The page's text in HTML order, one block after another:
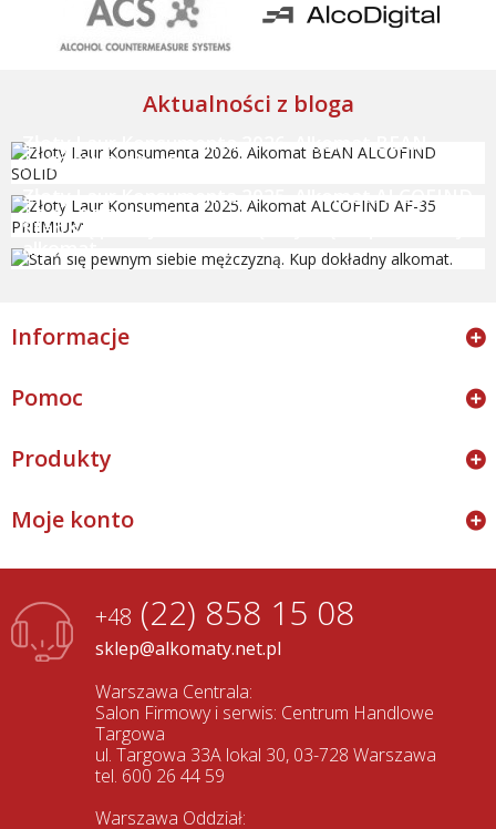
Aktualności z bloga
Złoty Laur Konsumenta 2026. Alkomat BEAN
ALCOFIND SOLID
Złoty Laur Konsumenta 2025. Alkomat ALCOFIND
AF-35 PREMIUM
Stań się pewnym siebie mężczyzną. Kup dokładny
alkomat.
Informacje
Pomoc
Produkty
Moje konto
+48 (22) 858 15 08
sklep@alkomaty.net.pl
Warszawa Centrala:
Salon Firmowy i serwis: Centrum Handlowe
Targowa
ul. Targowa 33A lokal 30, 03-728 Warszawa
tel. 600 26 44 59
Warszawa Oddział: